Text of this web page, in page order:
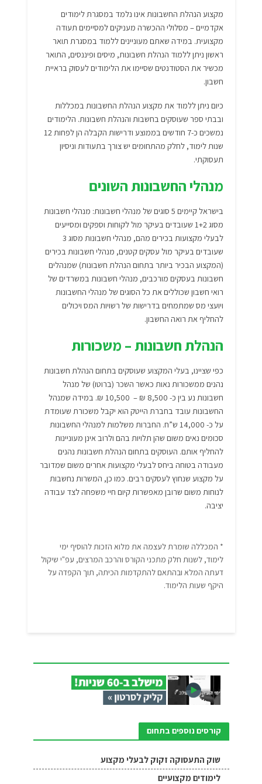
מקצוע הנהלת החשבונות אינו נלמד במסגרת לימודים
אקדמיים – מסלולי ההכשרה מעניקים למסיימים תעודה
מקצועית. במידה שאתם מעוניינים ללמוד במסגרת תואר
ראשון ניתן ללמוד הנהלת חשבונות, מיסים ופיננסים, התואר
מכשיר את הסטודנטים שסיימו את הלימודים לעסוק בראיית
חשבון.
כיום ניתן ללמוד את מקצוע הנהלת החשבונות במכללות
ובבתי ספר שעוסקים בחשבות והנהלת חשבונות. הלימודים
נמשכים כ-7 חודשים בממוצע ודרישות הקבלה הן לפחות 12
שנות לימוד, לחלק מהתחומים יש צורך בתעודות וניסיון
תעסוקתי.
מנהלי החשבונות השונים
בישראל קיימים 5 סוגים של מנהלי חשבונות: מנהלי חשבונות
מסוג 1+2 שעובדים בעיקר מול לקוחות וספקים ומסייעים
לבעלי מקצועות בכירים מהם, מנהלי חשבונות מסוג 3
שעובדים בעיקר מול עסקים קטנים, מנהלי חשבונות בכירים
(המקצוע הבכיר ביותר בתחום הנהלת חשבונות) שמנהלים
חשבונות בעסקים מורכבים, מנהלי חשבונות במשרדים של
רואי חשבון שכוללים את כל הסוגים של מנהלי החשבונות
ויועצי מס שמתמחים בדרישות של רשויות המס ויכולים
להחליף את רואה החשבון.
הנהלת חשבונות – משכורות
כפי שציינו, בעלי המקצוע שעוסקים בתחום הנהלת חשבונות
נהנים ממשכורות נאות כאשר השכר (ברוטו) של מנהל
חשבונות נע בין כ- 8,500 ₪ – 10,500 ₪. במידה שמנהל
החשבונות עובד בחברת הייטק הוא יקבל משכורת שעומדת
על כ- 14,000 ש”ח. החברות משלמות למנהלי החשבונות
סכומים נאים משום שהן תלויות בהם ולרוב אינן מעוניינות
להחליף אותם. העוסקים בתחום הנהלת חשבונות נהנים
מעבודה בטוחה ביחס לבעלי מקצועות אחרים משום שמדובר
על מקצוע שנחוץ לעסקים רבים. כמו כן, המשרות נחשבות
לנוחות משום שרובן מאפשרות קיום חיי משפחה לצד עבודה
יציבה.
* המכללה שומרת לעצמה את מלוא הזכות להוסיף ימי
לימוד, לשנות חלק מתכני הקורס והרכב המרצים, עפ"י שיקול
דעתה המלא ובהתאם להתקדמות הכיתה, תוך הקפדה על
היקף שעות הלימוד.
קורסים נוספים בתחום
שוק התעסוקה זקוק לבעלי מקצוע
לימודים מקצועיים